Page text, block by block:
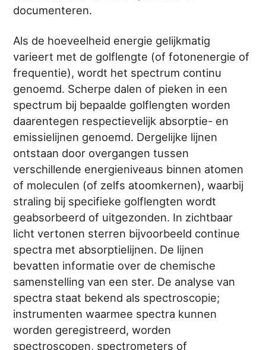
documenteren.
Als de hoeveelheid energie gelijkmatig
varieert met de golflengte (of fotonenergie of
frequentie), wordt het spectrum continu
genoemd. Scherpe dalen of pieken in een
spectrum bij bepaalde golflengten worden
daarentegen respectievelijk absorptie- en
emissielijnen genoemd. Dergelijke lijnen
ontstaan door overgangen tussen
verschillende energieniveaus binnen atomen
of moleculen (of zelfs atoomkernen), waarbij
straling bij specifieke golflengten wordt
geabsorbeerd of uitgezonden. In zichtbaar
licht vertonen sterren bijvoorbeeld continue
spectra met absorptielijnen. De lijnen
bevatten informatie over de chemische
samenstelling van een ster. De analyse van
spectra staat bekend als spectroscopie;
instrumenten waarmee spectra kunnen
worden geregistreerd, worden
spectroscopen, spectrometers of